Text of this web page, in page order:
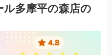
多摩平の森店の